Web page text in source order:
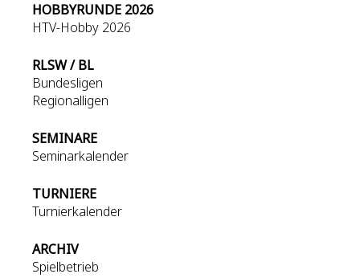
HOBBYRUNDE 2026
HTV-Hobby 2026
RLSW / BL
Bundesligen
Regionalligen
SEMINARE
Seminarkalender
TURNIERE
Turnierkalender
ARCHIV
Spielbetrieb